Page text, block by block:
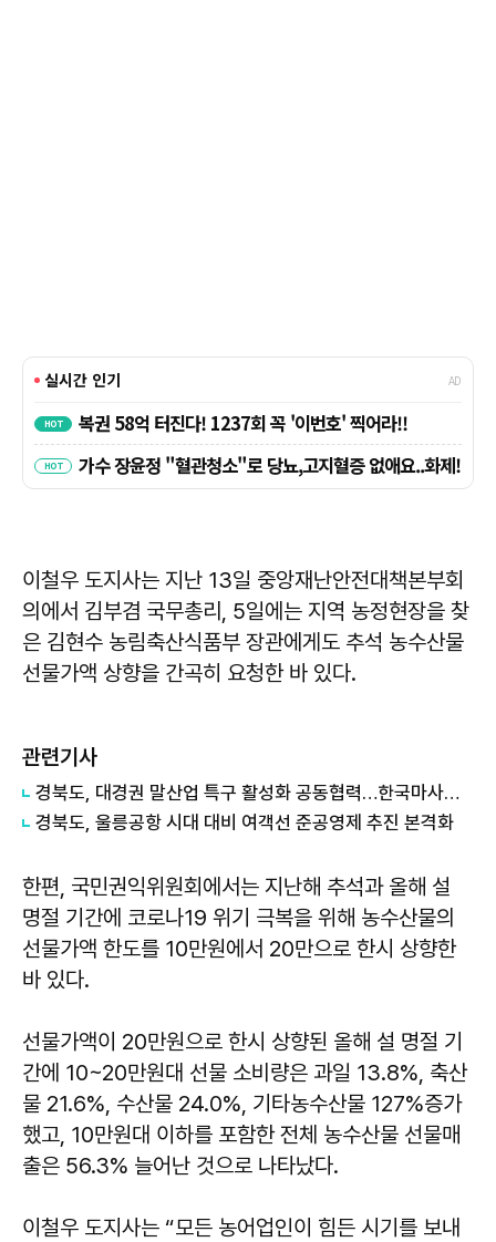
이철우 도지사는 지난 13일 중앙재난안전대책본부회
의에서 김부겸 국무총리, 5일에는 지역 농정현장을 찾
은 김현수 농림축산식품부 장관에게도 추석 농수산물
선물가액 상향을 간곡히 요청한 바 있다.
관련기사
경북도, 대경권 말산업 특구 활성화 공동협력…한국마사회 영천 유치 힘 모아
경북도, 울릉공항 시대 대비 여객선 준공영제 추진 본격화
한편, 국민권익위원회에서는 지난해 추석과 올해 설
명절 기간에 코로나19 위기 극복을 위해 농수산물의
선물가액 한도를 10만원에서 20만으로 한시 상향한
바 있다.
선물가액이 20만원으로 한시 상향된 올해 설 명절 기
간에 10~20만원대 선물 소비량은 과일 13.8%, 축산
물 21.6%, 수산물 24.0%, 기타농수산물 127%증가
했고, 10만원대 이하를 포함한 전체 농수산물 선물매
출은 56.3% 늘어난 것으로 나타났다.
이철우 도지사는 “모든 농어업인이 힘든 시기를 보내